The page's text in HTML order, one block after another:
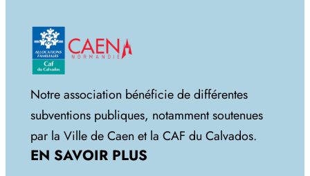
Notre association bénéficie de différentes
subventions publiques, notamment soutenues
par la Ville de Caen et la CAF du Calvados.
EN SAVOIR PLUS